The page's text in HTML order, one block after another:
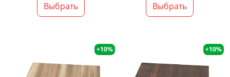
Выбрать Выбрать
+10% +10%